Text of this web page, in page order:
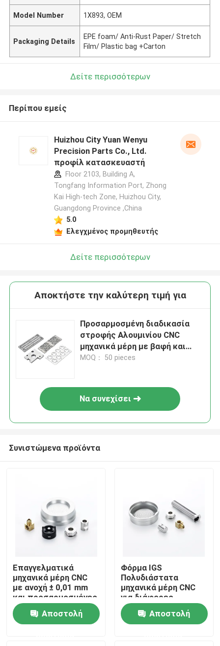
Σπίτι
Προϊόντα
Model Number 1X893, OEM
Packaging Details
EPE foam/ Anti-Rust Paper/ Stretch
Film/ Plastic bag +Carton
Δείτε περισσότερων
Περίπου εμείς
Huizhou City Yuan Wenyu
Precision Parts Co., Ltd.
προφίλ κατασκευαστή
Floor 2103, Building A,
Tongfang Information Port, Zhong
Kai High-tech Zone, Huizhou City,
Guangdong Province ,China
5.0
Ελεγχμένος προμηθευτής
Δείτε περισσότερων
Αποκτήστε την καλύτερη τιμή για
Προσαρμοσμένη διαδικασία
στροφής Αλουμινίου CNC
μηχανικά μέρη με βαφή και
επικάλυψη
MOQ： 50 pieces
Να συνεχίσει
Συνιστώμενα προϊόντα
Επαγγελματικά
μηχανικά μέρη CNC
με ανοχή ± 0,01 mm
και προσαρμοσμένες
λύσεις επίστρωσης
Αποστολή
Φόρμα IGS
Πολυδιάστατα
μηχανικά μέρη CNC
για διάφορες
διαδικασίες
κατασκευής OEM
ODM
Αποστολή